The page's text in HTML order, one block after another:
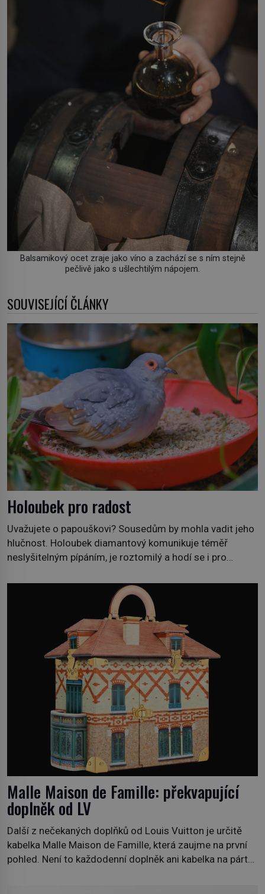
Balsamikový ocet zraje jako víno a zachází se s ním stejně
pečlivě jako s ušlechtilým nápojem.
SOUVISEJÍCÍ ČLÁNKY
Holoubek pro radost
Uvažujete o papouškovi? Sousedům by mohla vadit jeho
hlučnost. Holoubek diamantový komunikuje téměř
neslyšitelným pípáním, je roztomilý a hodí se i pro
klidného ptáčka, který většinu dne jen posedává. Hodně
času tráví na zemi, kde sbírá zbytky semínek Jeho
domovinou je prakticky celá Austrálie s výjimkou
pobřežní oblasti. […]
Malle Maison de Famille: překvapující
doplněk od LV
Další z nečekaných doplňků od Louis Vuitton je určitě
kabelka Malle Maison de Famille, která zaujme na první
pohled. Není to každodenní doplněk ani kabelka na párty,